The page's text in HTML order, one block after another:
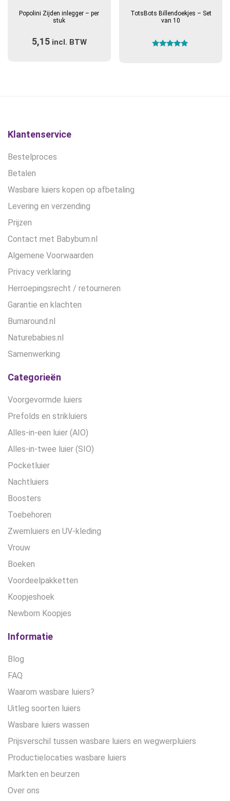
heeft
variaties.
de
Popolini Zijden inlegger – per
stuk
5,15 incl. BTW
TotsBots Billendoekjes – Set
van 10
Klantenservice
Bestelproces
Betalen
Wasbare luiers kopen op afbetaling
Levering en verzending
Prijzen
Contact met Babybum.nl
Algemene Voorwaarden
Privacy verklaring
Herroepingsrecht / retourneren
Garantie en klachten
Bumaround.nl
Naturebabies.nl
Samenwerking
Categorieën
Voorgevormde luiers
Prefolds en strikluiers
Alles-in-een luier (AIO)
Alles-in-twee luier (SIO)
Pocketluier
Nachtluiers
Boosters
Toebehoren
Zwemluiers en UV-kleding
Vrouw
Boeken
Voordeelpakketten
Koopjeshoek
Newborn Koopjes
Informatie
Blog
FAQ
Waarom wasbare luiers?
Uitleg soorten luiers
Wasbare luiers wassen
Prijsverschil tussen wasbare luiers en wegwerpluiers
Productielocaties wasbare luiers
Markten en beurzen
Over ons